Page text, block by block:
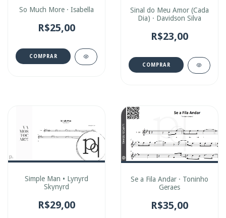
So Much More · Isabella
R$25,00
COMPRAR
Sinal do Meu Amor (Cada
Dia) · Davidson Silva
R$23,00
COMPRAR
Simple Man • Lynyrd
Skynyrd
R$29,00
Se a Fila Andar · Toninho
Geraes
R$35,00